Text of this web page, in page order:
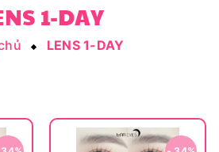
1-DAY
LENS 1-DAY